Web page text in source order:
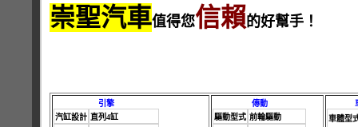
崇聖汽車值得您信賴 的好幫手！
引擎
汽缸設計 直列4缸
傳動
驅動型式 前輪驅動
車體型